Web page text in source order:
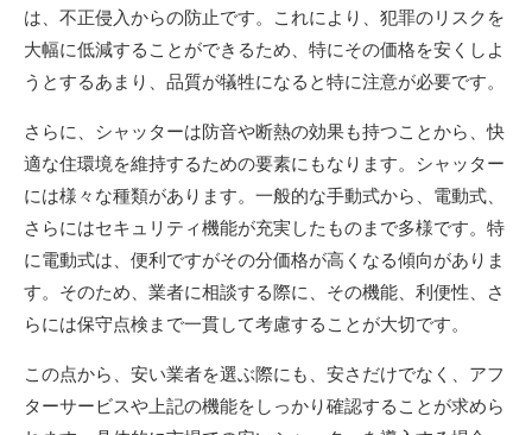
は、不正侵入からの防止です。これにより、犯罪のリスクを
大幅に低減することができるため、特にその価格を安くしよ
うとするあまり、品質が犠牲になると特に注意が必要です。
さらに、シャッターは防音や断熱の効果も持つことから、快
適な住環境を維持するための要素にもなります。シャッター
には様々な種類があります。一般的な手動式から、電動式、
さらにはセキュリティ機能が充実したものまで多様です。特
に電動式は、便利ですがその分価格が高くなる傾向がありま
す。そのため、業者に相談する際に、その機能、利便性、さ
らには保守点検まで一貫して考慮することが大切です。
この点から、安い業者を選ぶ際にも、安さだけでなく、アフ
ターサービスや上記の機能をしっかり確認することが求めら